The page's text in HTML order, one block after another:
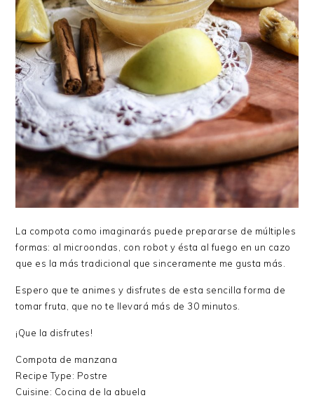
La compota como imaginarás puede prepararse de múltiples
formas: al microondas, con robot y ésta al fuego en un cazo
que es la más tradicional que sinceramente me gusta más.
Espero que te animes y disfrutes de esta sencilla forma de
tomar fruta, que no te llevará más de 30 minutos.
¡Que la disfrutes!
Compota de manzana
Recipe Type: Postre
Cuisine: Cocina de la abuela